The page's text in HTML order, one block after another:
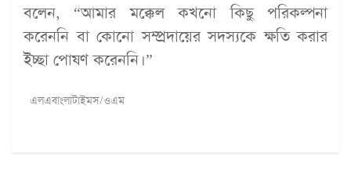
বলেন, “আমার মক্কেল কখনো কিছু পরিকল্পনা
করেননি বা কোনো সম্প্রদায়ের সদস্যকে ক্ষতি করার
ইচ্ছা পোষণ করেননি।”
এলএবাংলাটাইমস/ওএম